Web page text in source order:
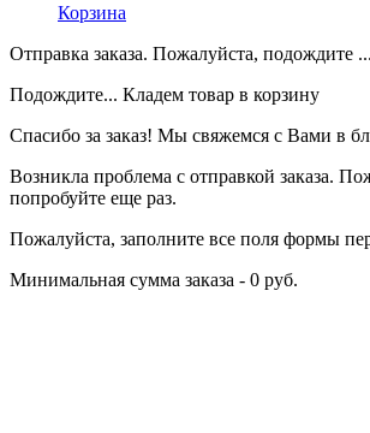
Корзина
Отправка заказа. Пожалуйста, подождите ...
Подождите... Кладем товар в корзину
Спасибо за заказ! Мы свяжемся с Вами в
Возникла проблема с отправкой заказа.
попробуйте еще раз.
Пожалуйста, заполните все поля формы
Минимальная сумма заказа - 0 руб.